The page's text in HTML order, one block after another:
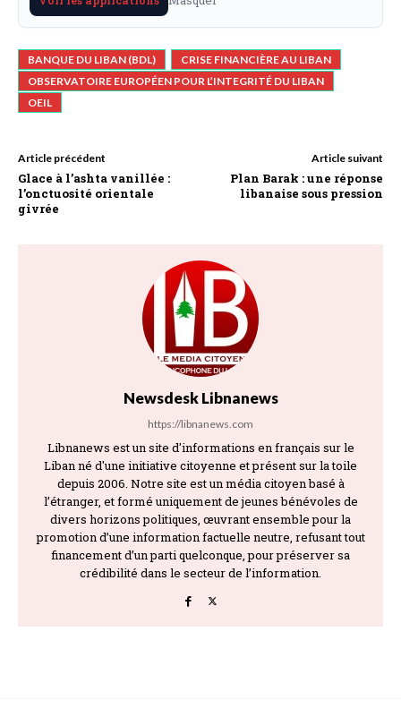
BANQUE DU LIBAN (BDL)
CRISE FINANCIÈRE AU LIBAN
OBSERVATOIRE EUROPÉEN POUR L’INTEGRITÉ DU LIBAN
OEIL
Article précédent
Glace à l’ashta vanillée :
l’onctuosité orientale
givrée
Article suivant
Plan Barak : une réponse
libanaise sous pression
Newsdesk Libnanews
https://libnanews.com
Libnanews est un site d'informations en français sur le
Liban né d'une initiative citoyenne et présent sur la toile
depuis 2006. Notre site est un média citoyen basé à
l’étranger, et formé uniquement de jeunes bénévoles de
divers horizons politiques, œuvrant ensemble pour la
promotion d’une information factuelle neutre, refusant tout
financement d’un parti quelconque, pour préserver sa
crédibilité dans le secteur de l’information.